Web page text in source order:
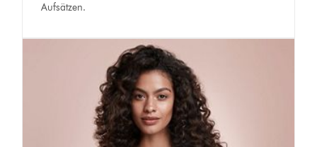
Aufsätzen.